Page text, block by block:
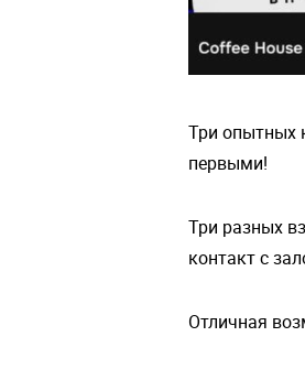
Три опытных
первыми!
Три разных
контакт с
Отличная